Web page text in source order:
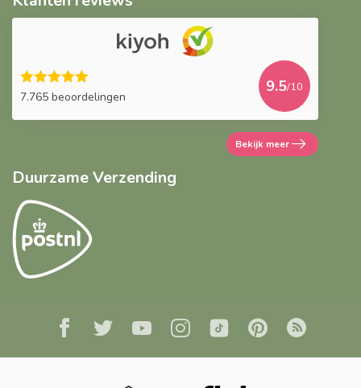
7.765 beoordelingen
9.5/10
Bekijk meer
Duurzame Verzending